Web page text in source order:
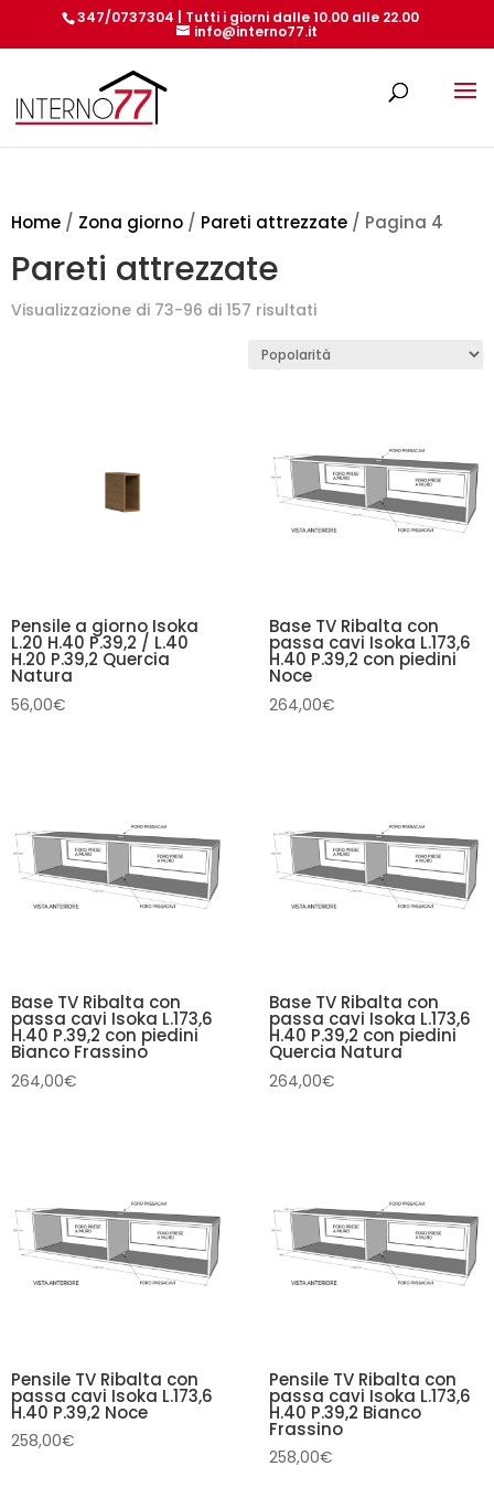
347/0737304 | Tutti i giorni dalle 10.00 alle 22.00
info@interno77.it
Home / Zona giorno / Pareti attrezzate / Pagina 4
Pareti attrezzate
Visualizzazione di 73-96 di 157 risultatiPopolarità
Pensile a giorno Isoka
L.20 H.40 P.39,2 / L.40
H.20 P.39,2 Quercia
Natura
56,00€
Base TV Ribalta con
passa cavi Isoka L.173,6
H.40 P.39,2 con piedini
Noce
264,00€
Base TV Ribalta con
passa cavi Isoka L.173,6
H.40 P.39,2 con piedini
Bianco Frassino
264,00€
Base TV Ribalta con
passa cavi Isoka L.173,6
H.40 P.39,2 con piedini
Quercia Natura
264,00€
Pensile TV Ribalta con
passa cavi Isoka L.173,6
H.40 P.39,2 Noce
258,00€
Pensile TV Ribalta con
passa cavi Isoka L.173,6
H.40 P.39,2 Bianco
Frassino
258,00€